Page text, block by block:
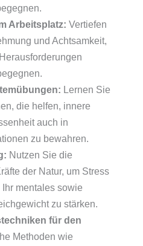
Arbeitsplatz: Vertiefen
und Achtsamkeit,
Lernen Sie
die helfen, innere
auch in
zu bewahren.
Nutzen Sie die
der Natur, um Stress
mentales sowie
zu stärken.
für den
Methoden wie